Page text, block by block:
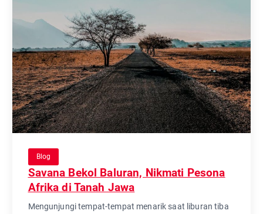
Blog
Savana Bekol Baluran, Nikmati Pesona
Afrika di Tanah Jawa
Mengunjungi tempat-tempat menarik saat liburan tiba